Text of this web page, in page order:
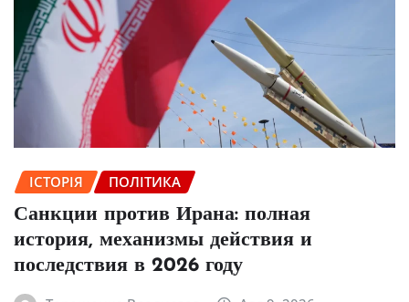
ІСТОРІЯ ПОЛІТИКА
Санкции против Ирана: полная
история, механизмы действия и
последствия в 2026 году